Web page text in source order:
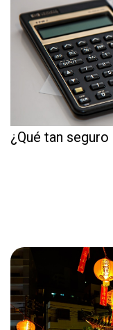
¿Qué tan